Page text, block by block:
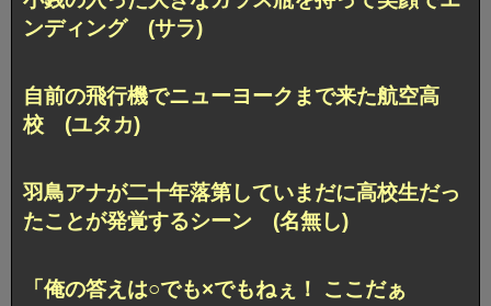
ンディング (サラ)
自前の飛行機でニューヨークまで来た航空高
校 (ユタカ)
羽鳥アナが二十年落第していまだに高校生だっ
たことが発覚するシーン (名無し)
「俺の答えは○でも×でもねぇ！ ここだぁ